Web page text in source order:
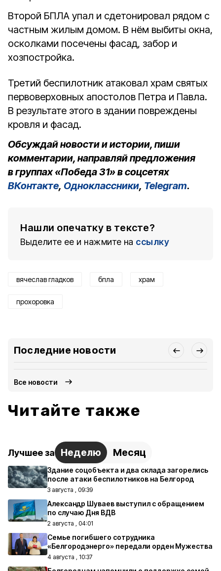
Второй БПЛА упал и сдетонировал рядом с
частным жилым домом. В нём выбиты окна,
осколками посечены фасад, забор и
хозпостройка.
Третий беспилотник атаковал храм святых
первоверховных апостолов Петра и Павла.
В результате этого в здании повреждены
кровля и фасад.
Обсуждай новости и истории, пиши
комментарии, направляй предложения
в группах «Победа 31» в соцсетях
ВКонтакте, Одноклассники, Telegram.
Нашли опечатку в тексте?
Выделите ее и нажмите на ссылку
вячеслав гладков бпла храм
прохоровка
Последние новости
Все новости
Читайте также
Лучшее за Неделю Месяц
Здание соцобъекта и два склада загорелись
после атаки беспилотников на Белгород
3 августа , 09:39
Александр Шуваев выступил с обращением
по случаю Дня ВДВ
2 августа , 04:01
Семье погибшего сотрудника
«Белгородэнерго» передали орден Мужества
4 августа , 10:37